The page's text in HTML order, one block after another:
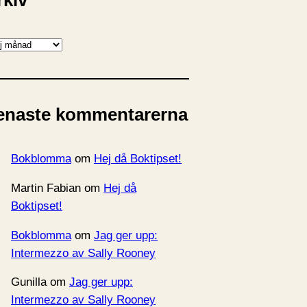
kommentarerna
Bokblommaom Hej då Boktipset!
Martin Fabian om Hej då
Boktipset!
Bokblomma om Jag ger upp:
Intermezzo av Sally Rooney
Gunillaom Jag ger upp:
Intermezzo av Sally Rooney